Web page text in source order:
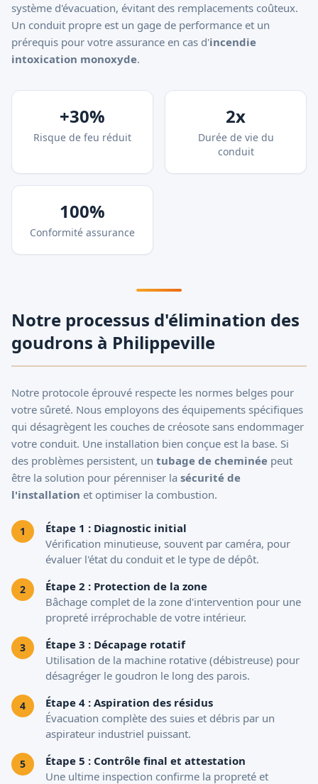
système d'évacuation, évitant des remplacements coûteux.
Un conduit propre est un gage de performance et un
prérequis pour votre assurance en cas d'incendie
intoxication monoxyde.
+30%
Risque de feu réduit
2x
Durée de vie du
conduit
100%
Conformité assurance
Notre processus d'élimination des
goudrons à Philippeville
Notre protocole éprouvé respecte les normes belges pour
votre sûreté. Nous employons des équipements spécifiques
qui désagrègent les couches de créosote sans endommager
votre conduit. Une installation bien conçue est la base. Si
des problèmes persistent, un tubage de cheminée peut
être la solution pour pérenniser la sécurité de
l'installation et optimiser la combustion.
Étape 1 : Diagnostic initial
Vérification minutieuse, souvent par caméra, pour
évaluer l'état du conduit et le type de dépôt.
Étape 2 : Protection de la zone
Bâchage complet de la zone d'intervention pour une
propreté irréprochable de votre intérieur.
Étape 3 : Décapage rotatif
Utilisation de la machine rotative (débistreuse) pour
désagréger le goudron le long des parois.
Étape 4 : Aspiration des résidus
Évacuation complète des suies et débris par un
aspirateur industriel puissant.
Étape 5 : Contrôle final et attestation
Une ultime inspection confirme la propreté et